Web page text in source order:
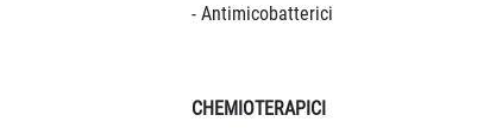
- Antimicobatterici
CHEMIOTERAPICI